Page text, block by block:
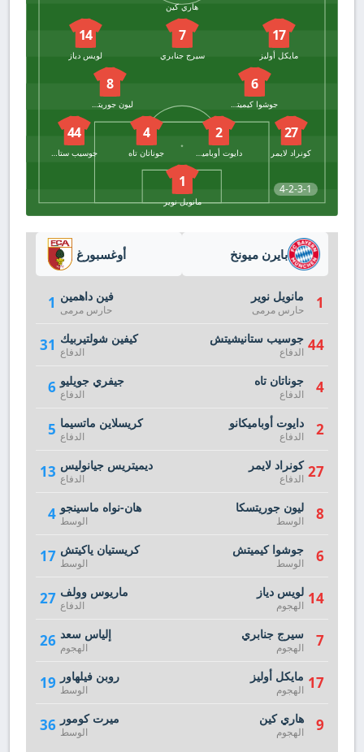
4-2-3-1
هاري كين
17
مايكل أوليز
7
سيرج جنابري
14
لويس دياز
6
جوشوا كيميتش
8
ليون جوريتسكا
27
كونراد لايمر
2
دايوت أوباميكانو
4
جوناتان تاه
44
جوسيب ستانيشيتش
1
مانويل نوير
أوغسبورغ
1 فين داهمين
حارس مرمى
31 كيفين شولتيربيك
الدفاع
6 جيفري جويليو
الدفاع
5 كريسلاين ماتسيما
الدفاع
13 ديميتريس جيانوليس
الدفاع
4 هان-نواه ماسينجو
الوسط
17 كريستيان ياكيتش
الوسط
27 ماريوس وولف
الدفاع
26 إلياس سعد
الهجوم
19 روبن فيلهاور
الوسط
36 ميرت كومور
الوسط
بايرن ميونخ
1 مانويل نوير
حارس مرمى
44 جوسيب ستانيشيتش
الدفاع
4 جوناتان تاه
الدفاع
2 دايوت أوباميكانو
الدفاع
27 كونراد لايمر
الدفاع
8 ليون جوريتسكا
الوسط
6 جوشوا كيميتش
الوسط
14 لويس دياز
الهجوم
7 سيرج جنابري
الهجوم
17 مايكل أوليز
الهجوم
9 هاري كين
الهجوم